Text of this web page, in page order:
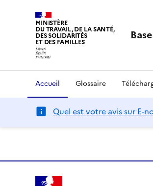
MINISTÈRE
DU TRAVAIL, DE LA SANTÉ,
DES SOLIDARITÉS
ET DES FAMILLES
Accueil Glossaire
Quel est votre avis sur E-